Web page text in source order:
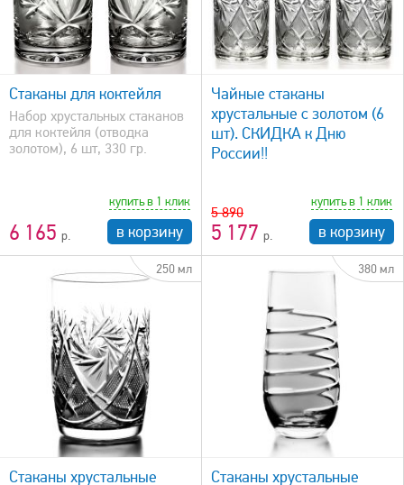
Стаканы для коктейля
Набор хрустальных стаканов
для коктейля (отводка
золотом), 6 шт, 330 гр.
6 165
купить в 1 клик
в корзину
быстрый просмотр
Чайные стаканы
хрустальные с золотом (6
шт). СКИДКА к Дню
России!!
5 890
5 177
купить в 1 клик
в корзину
250 мл
Стаканы хрустальные
380 мл
быстрый просмотр
Стаканы хрустальные